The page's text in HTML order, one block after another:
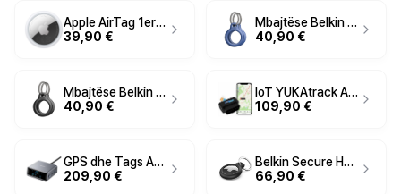
Apple AirTag 1er-Pack – Bardhë
39,90 €
Mbajtëse Belkin për Apple AirTag 2 copa, e kaltër
40,90 €
Mbajtëse Belkin për Apple AirTag 2 copa, të zeza
40,90 €
IoT YUKAtrack AIO GPS OBD2 Car Tracker with SIM + Data Flat
109,90 €
GPS dhe Tags ANKER / Prime USB-C Charger / 250W / 6 Ports / GaNPrime / 2.26" LCD Display / Smart Power Control - Zezë
209,90 €
Belkin Secure Holder for Apple AirTag 4Pack – Zezë
66,90 €